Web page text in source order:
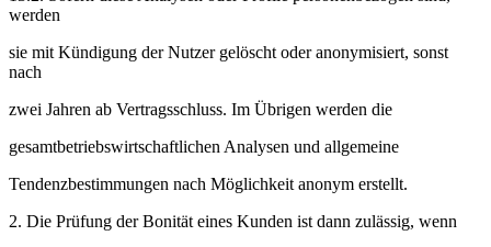
werden
sie mit Kündigung der Nutzer gelöscht oder anonymisiert, sonst
nach
zwei Jahren ab Vertragsschluss. Im Übrigen werden die
gesamtbetriebswirtschaftlichen Analysen und allgemeine
Tendenzbestimmungen nach Möglichkeit anonym erstellt.
2. Die Prüfung der Bonität eines Kunden ist dann zulässig, wenn